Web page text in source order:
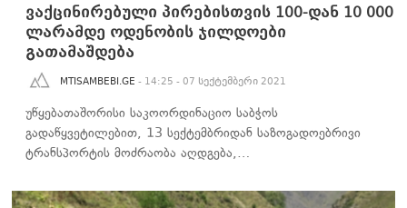
ვაქცინირებული პირებისთვის 100-დან 10 000
ლარამდე ოდენობის ჯილდოები
გათამაშდება
MTISAMBEBI.GE - 14:25 - 07 სექტემბერი 2021
უწყებათაშორისი საკოორდინაციო საბჭოს
გადაწყვეტილებით, 13 სექტემბრიდან საზოგადოებრივი
ტრანსპორტის მოძრაობა აღდგება,…